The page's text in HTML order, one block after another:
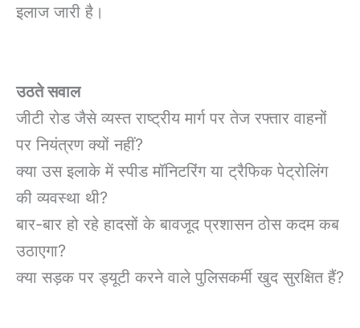
इलाज जारी है।
उठते सवाल
जीटी रोड जैसे व्यस्त राष्ट्रीय मार्ग पर तेज रफ्तार वाहनों
पर नियंत्रण क्यों नहीं?
क्या उस इलाके में स्पीड मॉनिटरिंग या ट्रैफिक पेट्रोलिंग
की व्यवस्था थी?
बार-बार हो रहे हादसों के बावजूद प्रशासन ठोस कदम कब
उठाएगा?
क्या सड़क पर ड्यूटी करने वाले पुलिसकर्मी खुद सुरक्षित हैं?